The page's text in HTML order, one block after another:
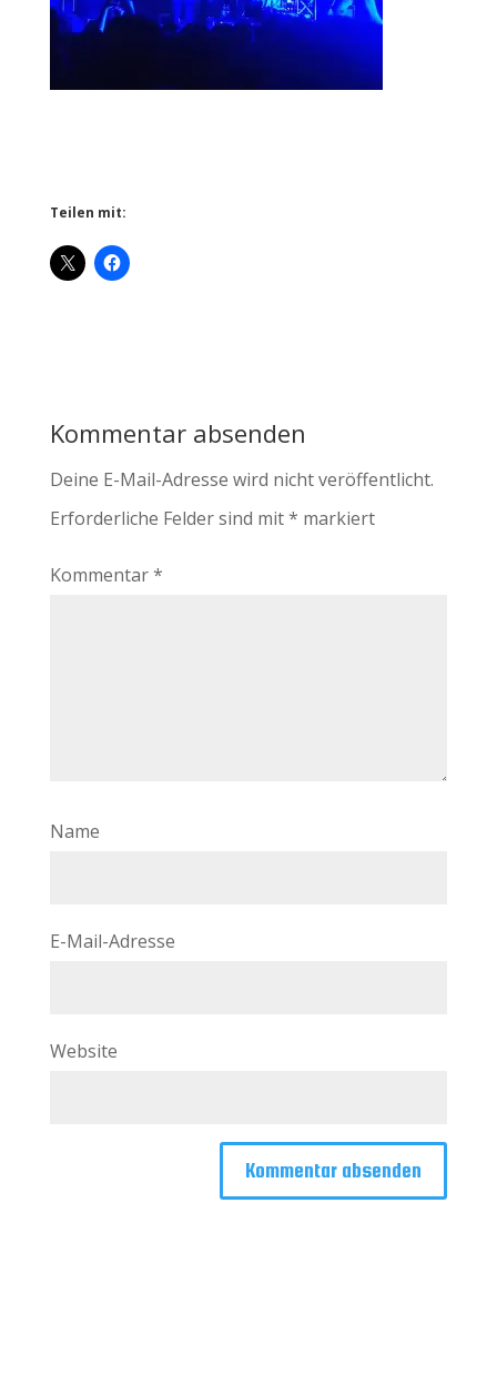
Teilen mit:
Kommentar absenden
Deine E-Mail-Adresse wird nicht veröffentlicht.
Erforderliche Felder sind mit* markiert
Kommentar*
Name
E-Mail-Adresse
Website